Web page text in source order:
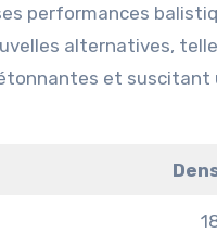
performances
alternatives,
et suscitant